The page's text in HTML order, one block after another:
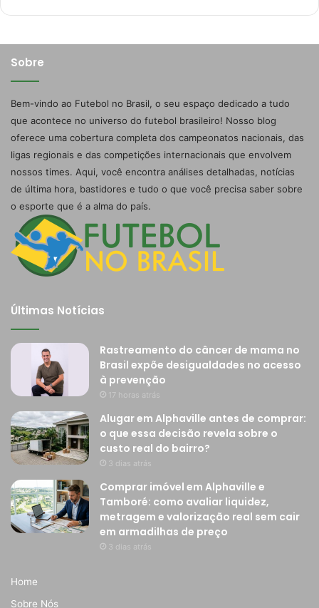
Sobre
Bem-vindo ao Futebol no Brasil, o seu espaço dedicado a tudo
que acontece no universo do futebol brasileiro! Nosso blog
oferece uma cobertura completa dos campeonatos nacionais, das
ligas regionais e das competições internacionais que envolvem
nossos times. Aqui, você encontra análises detalhadas, notícias
de última hora, bastidores e tudo o que você precisa saber sobre
o esporte que é a alma do país.
Últimas Notícias
Rastreamento do câncer de mama no
Brasil expõe desigualdades no acesso
à prevenção
17 horas atrás
Alugar em Alphaville antes de comprar:
o que essa decisão revela sobre o
custo real do bairro?
3 dias atrás
Comprar imóvel em Alphaville e
Tamboré: como avaliar liquidez,
metragem e valorização real sem cair
em armadilhas de preço
3 dias atrás
Home
Sobre Nós